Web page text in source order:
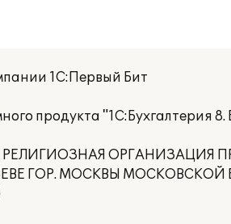
1С:Первый Бит
продукта "1С:Бухгалтерия 8.
РЕЛИГИОЗНАЯ
ГОР. МОСКВЫ